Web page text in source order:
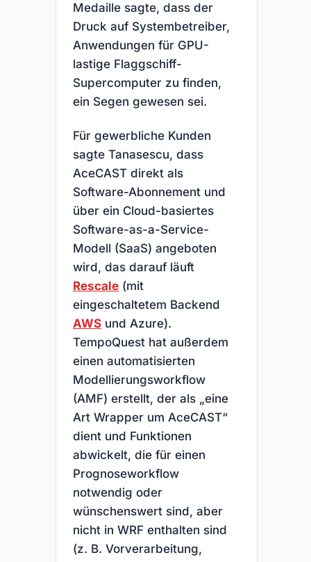
Medaille sagte, dass der
Druck auf Systembetreiber,
Anwendungen für GPU-
lastige Flaggschiff-
Supercomputer zu finden,
ein Segen gewesen sei.
Für gewerbliche Kunden
sagte Tanasescu, dass
AceCAST direkt als
Software-Abonnement und
über ein Cloud-basiertes
Software-as-a-Service-
Modell (SaaS) angeboten
wird, das darauf läuft
Rescale (mit
eingeschaltetem Backend
AWS und Azure).
TempoQuest hat außerdem
einen automatisierten
Modellierungsworkflow
(AMF) erstellt, der als „eine
Art Wrapper um AceCAST“
dient und Funktionen
abwickelt, die für einen
Prognoseworkflow
notwendig oder
wünschenswert sind, aber
nicht in WRF enthalten sind
(z. B. Vorverarbeitung,